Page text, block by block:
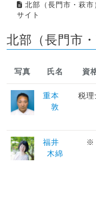
北部（長門市・萩
サイト
北部（長門市・
写真 氏名 資
重本
敦
税理
福井
木綿
※